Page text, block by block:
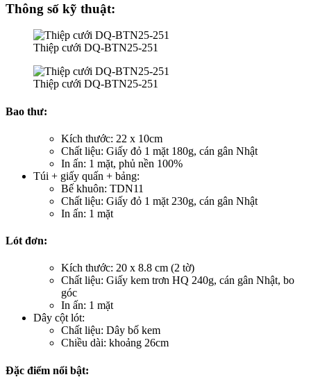
Thông số kỹ thuật:
Thiệp cưới DQ-BTN25-251
Thiệp cưới DQ-BTN25-251
Bao thư:
Kích thước: 22 x 10cm
Chất liệu: Giấy đỏ 1 mặt 180g, cán gân Nhật
In ấn: 1 mặt, phủ nền 100%
Túi + giấy quấn + bảng:
Bế khuôn: TDN11
Chất liệu: Giấy đỏ 1 mặt 230g, cán gân Nhật
In ấn: 1 mặt
Lót đơn:
Kích thước: 20 x 8.8 cm (2 tờ)
Chất liệu: Giấy kem trơn HQ 240g, cán gân Nhật, bo
góc
In ấn: 1 mặt
Dây cột lót:
Chất liệu: Dây bố kem
Chiều dài: khoảng 26cm
Đặc điểm nổi bật: